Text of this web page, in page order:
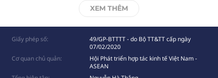
XEM THÊM
Giấy phép số:
49/GP-BTTTT - do Bộ TT&TT cấp ngày
07/02/2020
Cơ quan chủ quản:
Hội Phát triển hợp tác kinh tế Việt Nam -
ASEAN